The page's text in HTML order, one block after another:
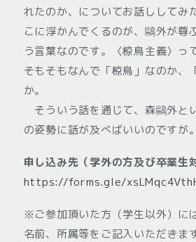
れたのか、についてお話ししてみ
こに浮かんでくるのが、鷗外が尊
う言葉なのです。〈椋鳥主義〉っ
そもそもなんで「椋鳥」なのか、
か。
そういう話を通じて、森鷗外と
の姿勢に話が及べばいいのですが。
申し込み先（学外の方及び卒業生
https://forms.gle/
※ご参加頂いた方（学生以外）に
名前、所属等をご記入いただきま